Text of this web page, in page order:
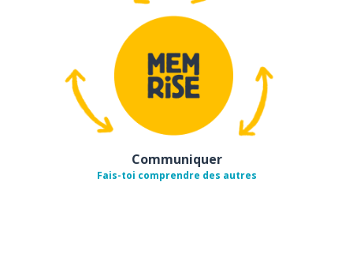
Communiquer
Fais-toi comprendre des autres